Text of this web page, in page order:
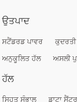
ਉਤਪਾਦ
ਸਟੈਂਡਰਡ ਪਾਵਰ
ਅਨੁਕੂਲਿਤ ਹੱਲ
ਅਸਲੀ
ਹੱਲ
ਸਿਹਤ ਸੰਭਾਲ ਡਾਟਾ ਸੈਂਟਰ